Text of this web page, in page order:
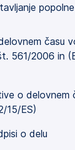
času
561/2006 in
o delovnem
15/ES)
o delu